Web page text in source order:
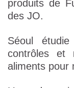
produits de
des JO.
Séoul
contrôles et
aliments pour